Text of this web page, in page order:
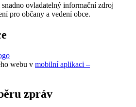
ovladatelný informační zdroj
pro občany a vedení obce.
webu v mobilní aplikaci –
zpráv